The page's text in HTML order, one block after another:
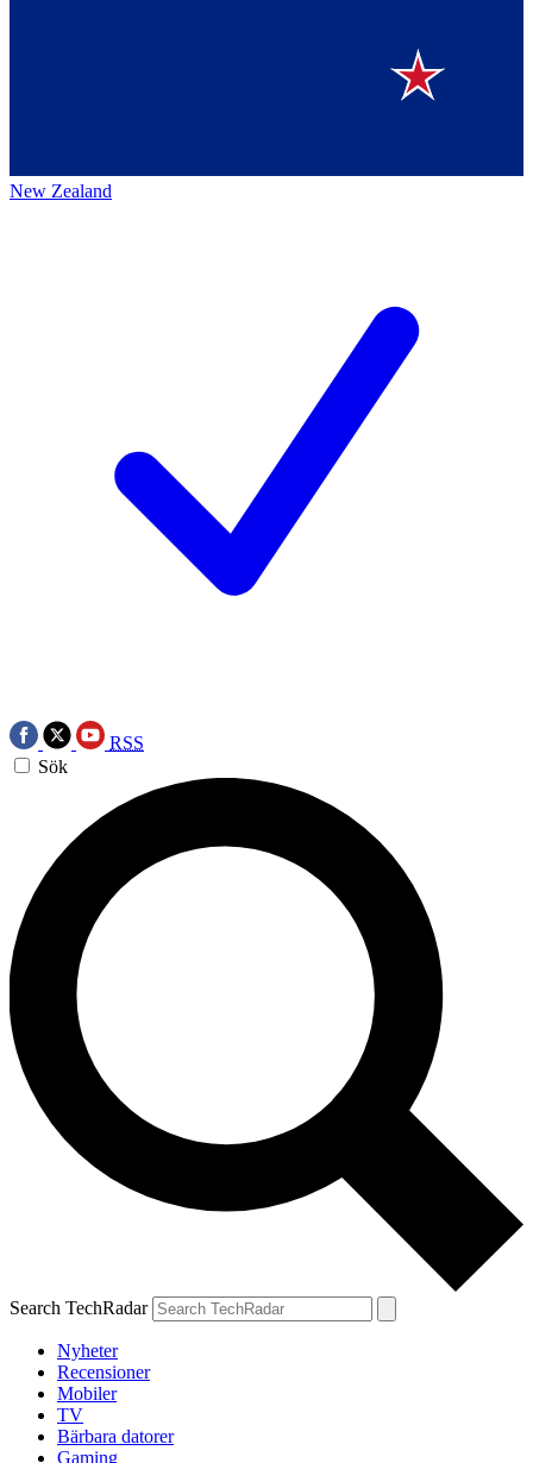
New Zealand
RSS
Sök
Search TechRadar
Nyheter
Recensioner
Mobiler
TV
Bärbara datorer
Gaming